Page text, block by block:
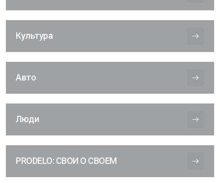
Культура
Авто
Люди
PRODELO: СВОИ О СВОЕМ